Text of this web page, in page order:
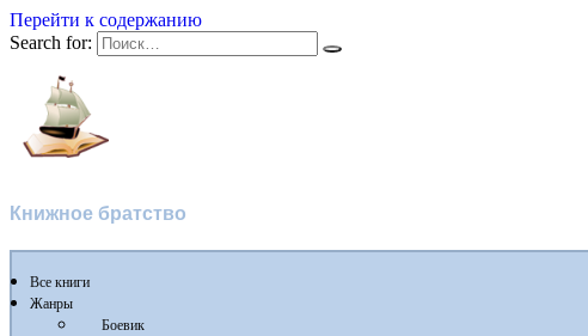
Перейти к содержанию
Search for:
Книжное братство
Все книги
Жанры
Боевик